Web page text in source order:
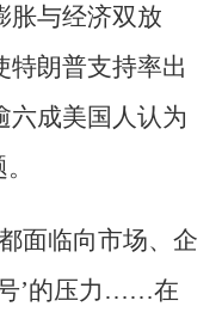
胀与经济双放
特朗普支持率出
六成美国人认为
面临向市场、企
’的压力……在